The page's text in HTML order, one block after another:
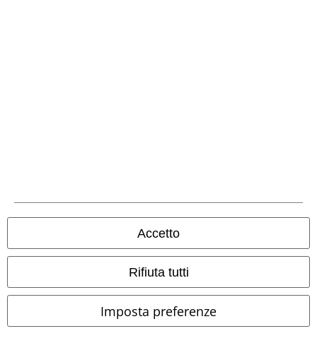
Accetto
Rifiuta tutti
Imposta preferenze
86,99 €
KIHILIST
by KILLSTAR
Giacca di mezza
118,99 €
Lightby
Giacca di mezza stagione